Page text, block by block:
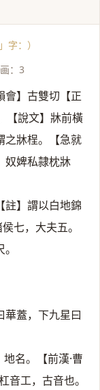
」字：）
：3
會】古雙切【正
【說文】牀前橫
之牀桯。【急就
奴婢私隷枕牀
註】謂以白地錦
七，大夫五。
華蓋，下九星曰
名。【前漢·曹
音工，古音也。